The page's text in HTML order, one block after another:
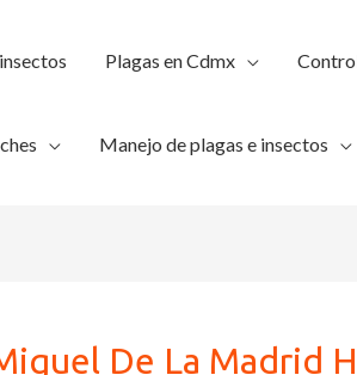
Plagas en Cdmx
Manejo de plagas e insectos
De La Madrid